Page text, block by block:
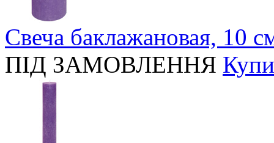
Свеча баклажановая, 10
ПІД ЗАМОВЛЕННЯ